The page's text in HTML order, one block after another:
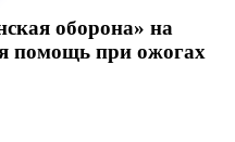
оборона» на
помощь при ожогах